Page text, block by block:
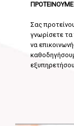
ΠΡΟΤΕΙΝΟΥΜΕ
Σας
γνωρίσετε τα
να